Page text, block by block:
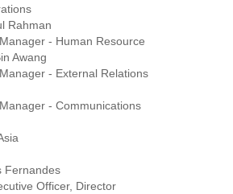
Rahman
- Human Resource
Awang
- External Relations
- Communications
Fernandes
Officer, Director